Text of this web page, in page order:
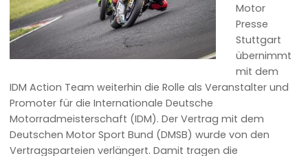
Motor
Presse
Stuttgart
übernimmt
mit dem
IDM Action Team weiterhin die Rolle als Veranstalter und
Promoter für die Internationale Deutsche
Motorradmeisterschaft (IDM). Der Vertrag mit dem
Deutschen Motor Sport Bund (DMSB) wurde von den
Vertragsparteien verlängert. Damit tragen die